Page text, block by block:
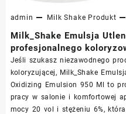
admin Milk Shake Produkt
Milk_Shake Emulsja
profesjonalnego
Jeśli szukasz niezawodnego
koloryzującej, Milk_Shake
Oxidizing Emulsion 950 Ml to
pracy w salonie i komfortowej
mocy 20 vol i stężeniu 6%,